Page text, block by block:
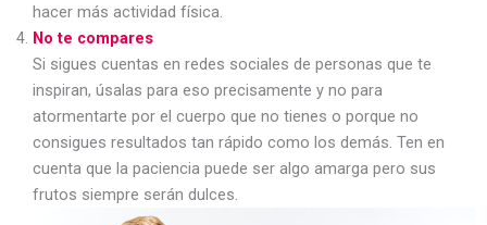
hacer más actividad física.
No te compares
Si sigues cuentas en redes sociales de personas que te
inspiran, úsalas para eso precisamente y no para
atormentarte por el cuerpo que no tienes o porque no
consigues resultados tan rápido como los demás. Ten en
cuenta que la paciencia puede ser algo amarga pero sus
frutos siempre serán dulces.